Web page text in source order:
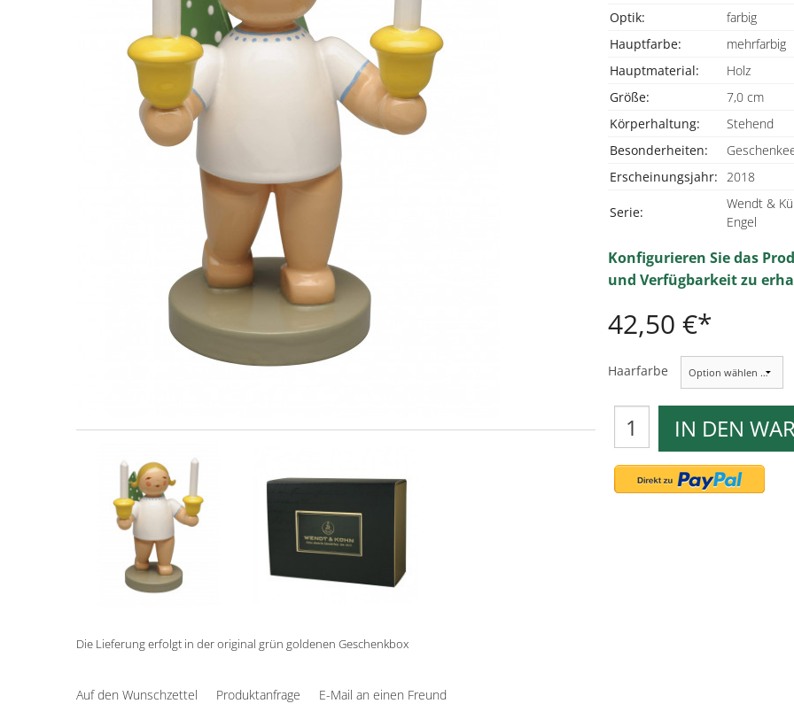
Die Lieferung erfolgt in der original grün goldenen Geschenkbox
Optik:
farbig
Hauptfarbe:
mehrfarbig
Hauptmaterial:
Holz
Größe:
7,0 cm
Körperhaltung:
Stehend
Besonderheiten:
Erscheinungsjahr: 2018
Serie:
Wendt &
Engel
Konfigurieren Sie das
und Verfügbarkeit zu
42,50 €
Haarfarbe
IN DEN
Auf den Wunschzettel Produktanfrage E-Mail an einen Freund